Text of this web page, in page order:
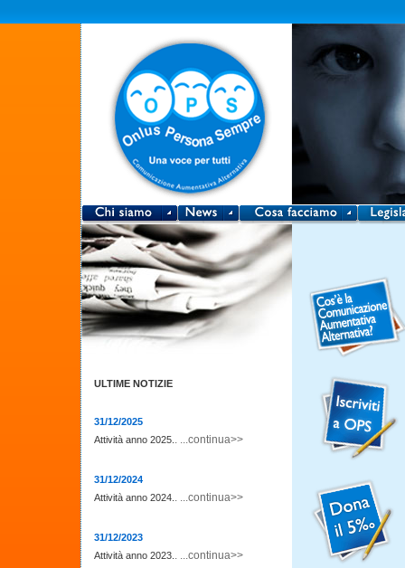
ULTIME NOTIZIE
31/12/2025
Attività anno 2025. . ...continua>>
31/12/2024
Attività anno 2024. . ...continua>>
31/12/2023
Attività anno 2023. . ...continua>>